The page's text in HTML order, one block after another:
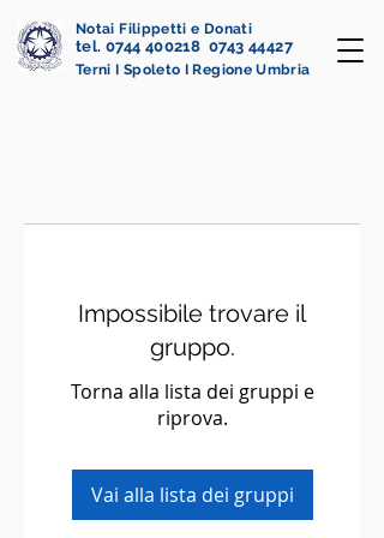
Notai Filippetti e Donati
tel. 0744 400218 0743 44427
Terni I Spoleto I Regione Umbria
Impossibile trovare il
gruppo.
Torna alla lista dei gruppi e
riprova.
Vai alla lista dei gruppi